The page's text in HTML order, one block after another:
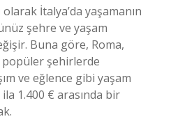
İtalya’da yaşamanın
şehre ve yaşam
Buna göre, Roma,
şehirlerde
ve eğlence gibi yaşam
1.400 € arasında bir